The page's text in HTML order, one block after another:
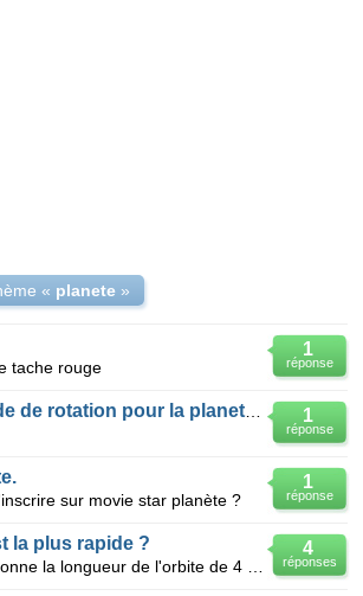
« planete »
1
réponse
tache rouge
1
réponse
1
réponse
sur movie star planète ?
4
réponses
la plus rapide ?